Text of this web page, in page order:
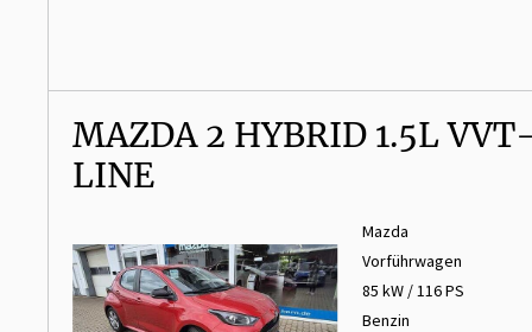
MAZDA 2 HYBRID 1.5L
LINE
Mazda
Vorführwagen
85 kW / 116 PS
Benzin